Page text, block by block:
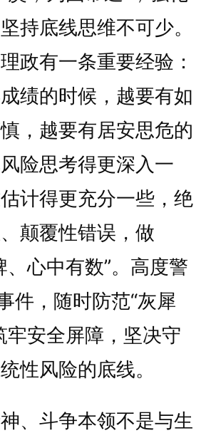
持底线思维不可少。
政有一条重要经验：
绩的时候，越要有如
，越要有居安思危的
险思考得更深入一
计得更充分一些，绝
颠覆性错误，做
、心中有数”。高度警
件，随时防范“灰犀
牢安全屏障，坚决守
性风险的底线。
斗争本领不是与生